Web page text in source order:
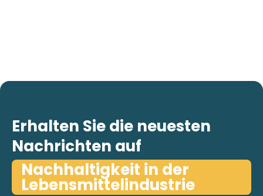
Erhalten Sie die neuesten
Nachrichten auf
Nachhaltigkeit in der
Lebensmittelindustrie